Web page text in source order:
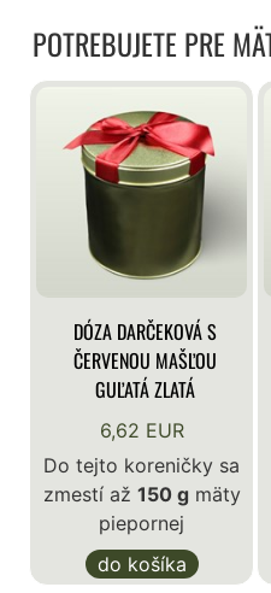
POTREBUJETE PRE
DÓZA DARČEKOVÁ S
ČERVENOU MAŠĽOU
GUĽATÁ ZLATÁ
6,62 EUR
Do tejto koreničky sa
zmestí až 150 gmäty
piepornej
do košíka